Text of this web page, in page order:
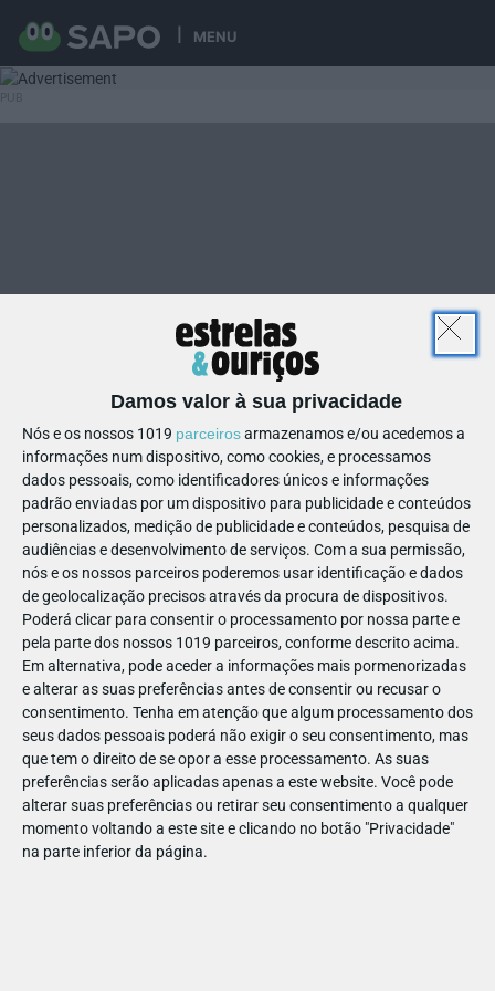
MENU
Damos valor à sua privacidade
Nós e os nossos 1019 parceirosarmazenamos e/ou acedemos a
informações num dispositivo, como cookies, e processamos
dados pessoais, como identificadores únicos e informações
padrão enviadas por um dispositivo para publicidade e conteúdos
personalizados, medição de publicidade e conteúdos, pesquisa de
audiências e desenvolvimento de serviços. Com a sua permissão,
nós e os nossos parceiros poderemos usar identificação e dados
de geolocalização precisos através da procura de dispositivos.
Poderá clicar para consentir o processamento por nossa parte e
pela parte dos nossos 1019 parceiros, conforme descrito acima.
Em alternativa, pode aceder a informações mais pormenorizadas
e alterar as suas preferências antes de consentir ou recusar o
consentimento. Tenha em atenção que algum processamento dos
seus dados pessoais poderá não exigir o seu consentimento, mas
que tem o direito de se opor a esse processamento. As suas
preferências serão aplicadas apenas a este website. Você pode
alterar suas preferências ou retirar seu consentimento a qualquer
momento voltando a este site e clicando no botão "Privacidade"
na parte inferior da página.
17
319181253991951